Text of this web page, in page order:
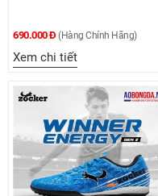
690.000 Đ (Hàng Chính Hãng)
Xem chi tiết